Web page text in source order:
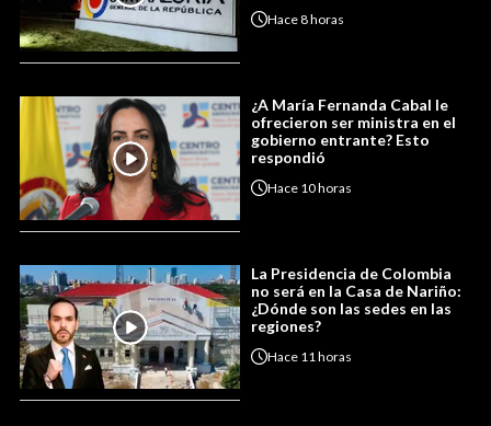
Hace8 horas
¿A María Fernanda Cabal le
ofrecieron ser ministra en el
gobierno entrante? Esto
respondió
Hace 10 horas
La Presidencia de Colombia
no será en la Casa de Nariño:
¿Dónde son las sedes en las
regiones?
Hace 11 horas